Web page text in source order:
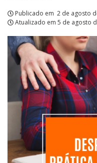
Publicado em 2 de agosto
Atualizado em 5 de agosto